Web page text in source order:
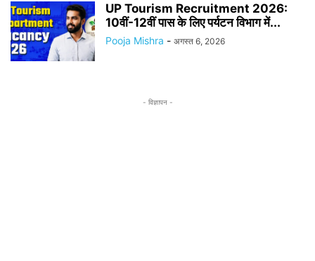
UP Tourism Recruitment 2026:
10वीं-12वीं पास के लिए पर्यटन विभाग में...
Pooja Mishra - अगस्त 6, 2026
- विज्ञापन -